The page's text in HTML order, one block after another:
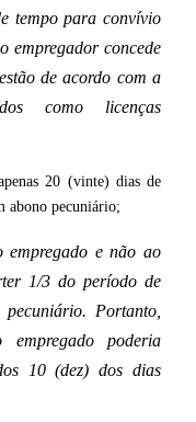
tempo para convívio
empregador concede
de acordo com a
como licenças
20 (vinte) dias de
abono pecuniário;
e não ao
1/3 do período de
Portanto,
empregado poderia
10 (dez) dos dias